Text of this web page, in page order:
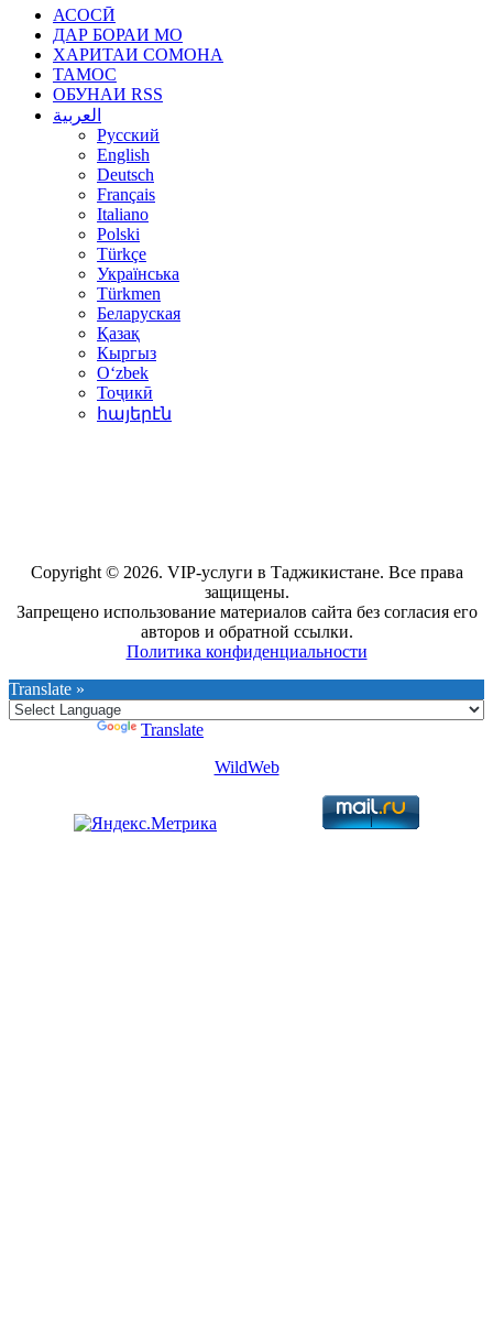
АСОСӢ
ДАР БОРАИ МО
ХАРИТАИ СОМОНА
ТАМОС
ОБУНАИ RSS
العربية
Русский
English
Deutsch
Français
Italiano
Polski
Türkçe
Українська
Türkmen
Беларуская
Қазақ
Кыргыз
Oʻzbek
Тоҷикӣ
հայերէն
Copyright © 2026. VIP-услуги в Таджикистане. Все права
защищены.
Запрещено использование материалов сайта без согласия его
авторов и обратной ссылки.
Политика конфиденциальности
Translate »
Translate
WildWeb